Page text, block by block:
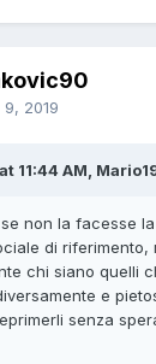
2019
11:44 AM,
non la facesse
di riferimento,
chi siano quelli
e
senza